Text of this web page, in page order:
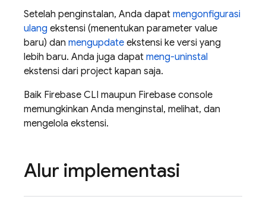
Setelah penginstalan, Anda dapat mengonfigurasi
ulang ekstensi (menentukan parameter value
baru) dan mengupdate ekstensi ke versi yang
lebih baru. Anda juga dapat meng-uninstal
ekstensi dari project kapan saja.
Baik Firebase CLI maupun Firebase console
memungkinkan Anda menginstal, melihat, dan
mengelola ekstensi.
Alur implementasi